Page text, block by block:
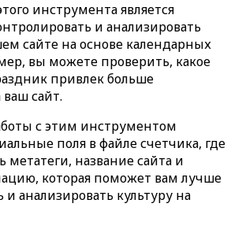
инструмента является
и анализировать
сайте на основе календарных
вы можете проверить, какое
привлек больше
сайт.
с этим инструментом
поля в файле счетчика, где
название сайта и
которая поможет вам лучше
и анализировать культуру на